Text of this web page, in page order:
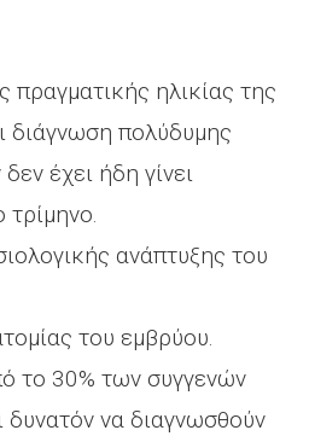
πραγματικής ηλικίας της
διάγνωση πολύδυμης
έχει ήδη γίνει
ανάπτυξης του
του εμβρύου.
το 30% των συγγενών
δυνατόν να διαγνωσθούν